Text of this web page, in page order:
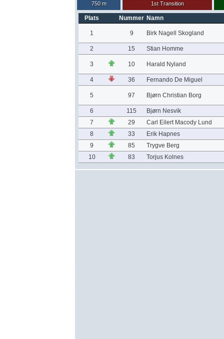
750 m
1st Transition
Plats Nummer Namn
1 9 Birk Nagell Skogland
2 15 Stian Homme
3 10 Harald Nyland
4 36 Fernando De Miguel
5 97 Bjørn Christian Borg
6 115
Bjørn Nesvik
7
29
Carl Eilert Macody Lund
8
33
Erik Hapnes
9
85
Trygve Berg
10
83 Torjus Kolnes